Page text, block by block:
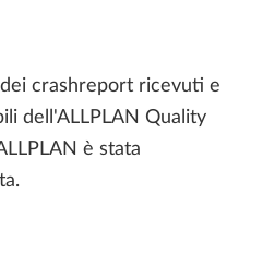
crashreport ricevuti e
dell'ALLPLAN Quality
è stata